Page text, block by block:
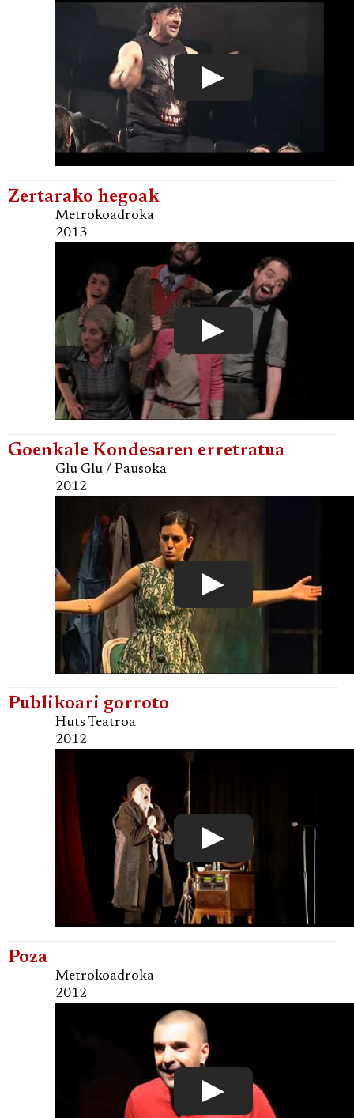
Zertarako hegoak
Metrokoadroka
2013
Goenkale Kondesaren erretratua
Glu Glu / Pausoka
2012
Publikoari gorroto
Huts Teatroa
2012
Poza
Metrokoadroka
2012